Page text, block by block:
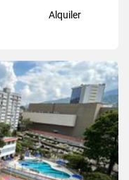
Alquiler